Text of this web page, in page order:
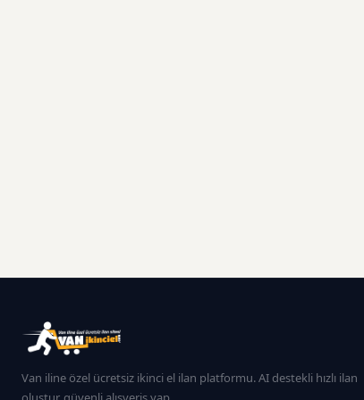
Van iline özel ücretsiz ikinci el ilan platformu. AI destekli hızlı ilan